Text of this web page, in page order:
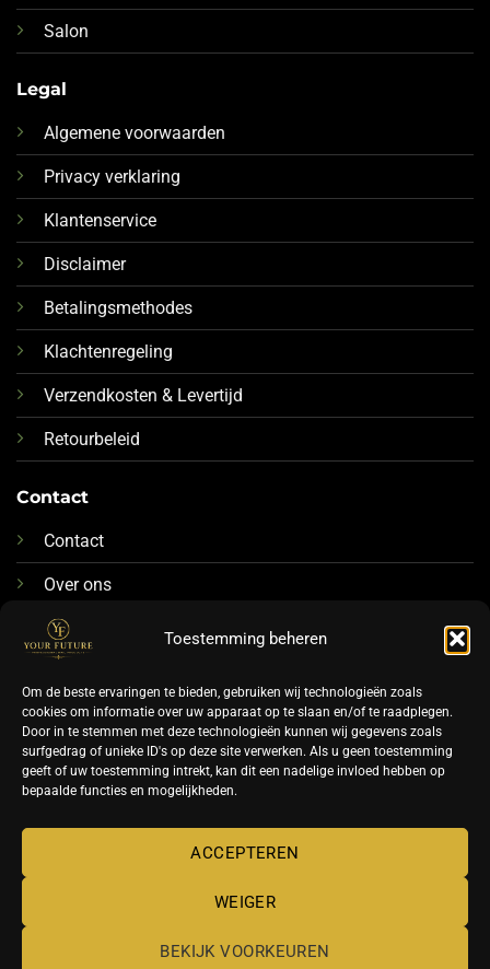
Toestemming beheren
Om de beste ervaringen te bieden, gebruiken wij technologieën zoals
cookies om informatie over uw apparaat op te slaan en/of te raadplegen.
Door in te stemmen met deze technologieën kunnen wij gegevens zoals
surfgedrag of unieke ID's op deze site verwerken. Als u geen toestemming
geeft of uw toestemming intrekt, kan dit een nadelige invloed hebben op
bepaalde functies en mogelijkheden.
ACCEPTEREN
WEIGER
BEKIJK VOORKEUREN
Salon
Legal
Algemene voorwaarden
Privacy verklaring
Klantenservice
Disclaimer
Betalingsmethodes
Klachtenregeling
Verzendkosten & Levertijd
Retourbeleid
Contact
Contact
Over ons
076-88 78 592
©
2026 UX Themes